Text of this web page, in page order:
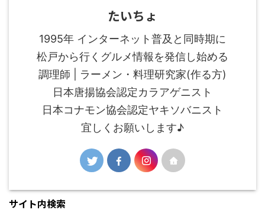
たいちょ
1995年 インターネット普及と同時期に
松戸から行くグルメ情報を発信し始める
調理師 | ラーメン・料理研究家(作る方)
日本唐揚協会認定カラアゲニスト
日本コナモン協会認定ヤキソバニスト
宜しくお願いします♪
サイト内検索